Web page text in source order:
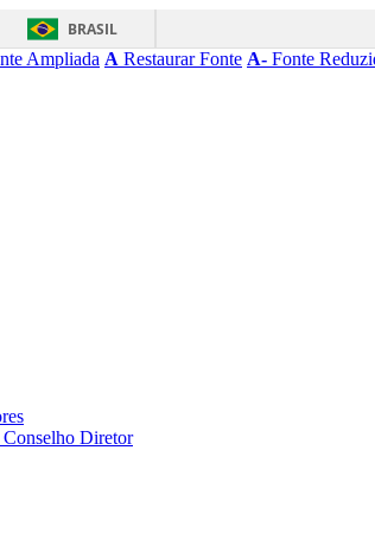
BRASIL
Ampliada A Restaurar Fonte A- Fonte
Diretor